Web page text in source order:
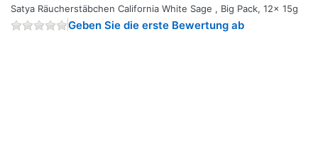
Satya Räucherstäbchen California White Sage , Big Pack, 12x 15g
Geben Sie die erste Bewertung ab